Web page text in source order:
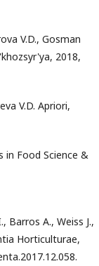
V.D., Gosman
2018,
V.D. Apriori,
in Food Science &
Barros A., Weiss J.,
Horticulturae,